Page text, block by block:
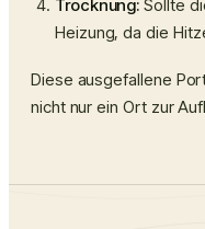
Trocknung: Sollte
Heizung, da die
Diese ausgefallene
nicht nur ein Ort zur